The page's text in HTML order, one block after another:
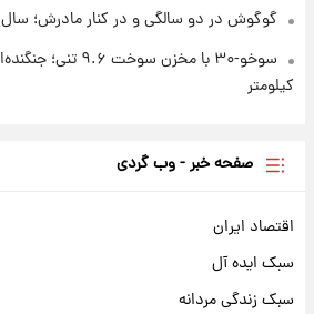
گوگوش در دو سالگی و در کنار مادرش؛ سال ۱۳۳۱
کیلومتر
صفحه خبر - وب گردی
اقتصاد ایران
سبک ایده آل
سبک زندگی مردانه